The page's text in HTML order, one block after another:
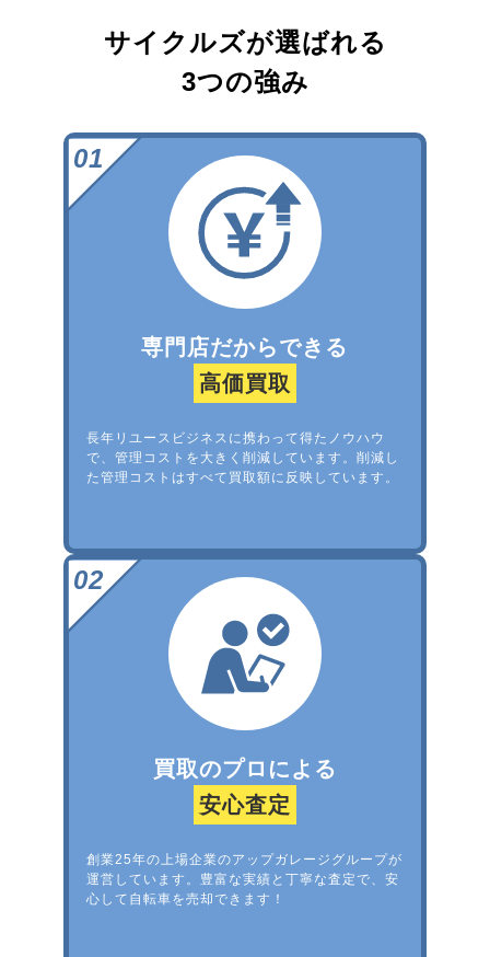
サイクルズが選ばれる
3つの強み
専門店だからできる
高価買取
長年リユースビジネスに携わって得たノウハウ
で、管理コストを大きく削減しています。削減し
た管理コストはすべて買取額に反映しています。
買取のプロによる
安心査定
創業25年の上場企業のアップガレージグループが
運営しています。豊富な実績と丁寧な査定で、安
心して自転車を売却できます！